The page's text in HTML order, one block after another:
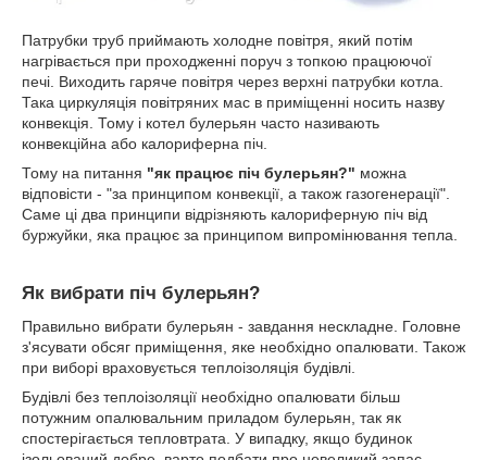
Патрубки труб приймають холодне повітря, який потім
нагрівається при проходженні поруч з топкою працюючої
печі. Виходить гаряче повітря через верхні патрубки котла.
Така циркуляція повітряних мас в приміщенні носить назву
конвекція. Тому і котел булерьян часто називають
конвекційна або калориферна піч.
Тому на питання "як працює піч булерьян?" можна
відповісти - "за принципом конвекції, а також газогенерації".
Саме ці два принципи відрізняють калориферную піч від
буржуйки, яка працює за принципом випромінювання тепла.
Як вибрати піч булерьян?
Правильно вибрати булерьян - завдання нескладне. Головне
з'ясувати обсяг приміщення, яке необхідно опалювати. Також
при виборі враховується теплоізоляція будівлі.
Будівлі без теплоізоляції необхідно опалювати більш
потужним опалювальним приладом булерьян, так як
спостерігається тепловтрата. У випадку, якщо будинок